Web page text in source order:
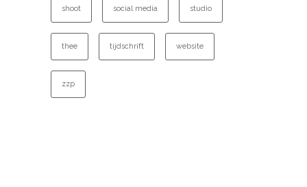
shoot social media studio
thee tijdschrift website
zzp